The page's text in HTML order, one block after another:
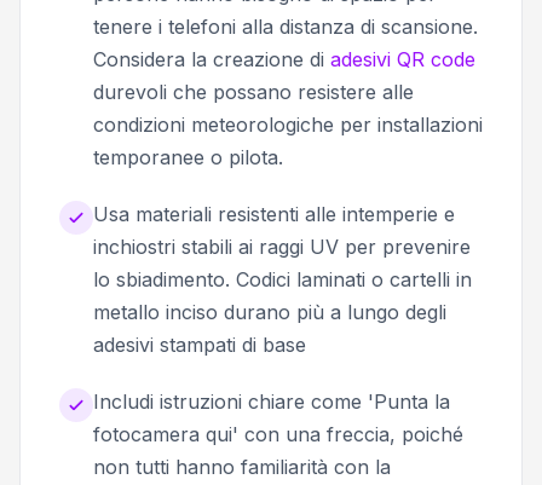
tenere i telefoni alla distanza di scansione.
Considera la creazione di adesivi QR code
durevoli che possano resistere alle
condizioni meteorologiche per installazioni
temporanee o pilota.
Usa materiali resistenti alle intemperie e
inchiostri stabili ai raggi UV per prevenire
lo sbiadimento. Codici laminati o cartelli in
metallo inciso durano più a lungo degli
adesivi stampati di base
Includi istruzioni chiare come 'Punta la
fotocamera qui' con una freccia, poiché
non tutti hanno familiarità con la